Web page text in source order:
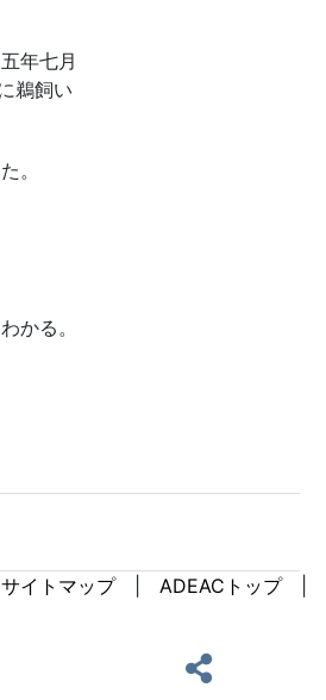
サイトマップ ADEACトップ